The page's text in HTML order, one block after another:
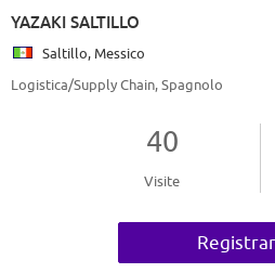
YAZAKI SALTILLO
Saltillo, Messico
Logistica/Supply Chain, Spagnolo
40
Visite